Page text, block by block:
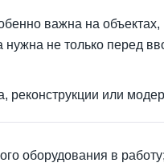
важна на
не только перед
реконструкции или
оборудования в работу;